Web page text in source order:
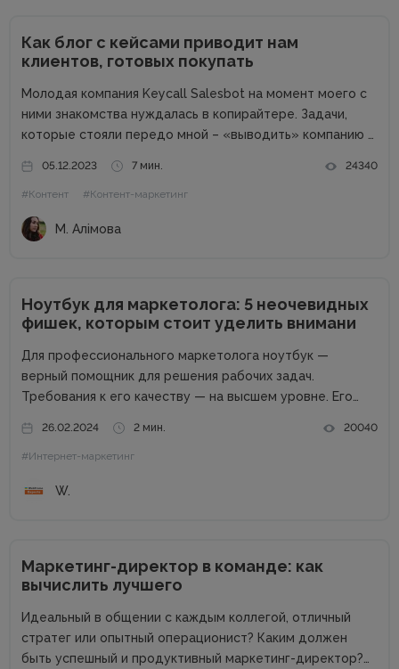
Как блог с кейсами приводит нам
клиентов, готовых покупать
Молодая компания Keycall Salesbot на момент моего с
ними знакомства нуждалась в копирайтере. Задачи,
которые стояли передо мной – «выводить» компанию в
несколько размытая, но все же ясная – мне
предлагалась позиция...
05.12.2023 7 мин. 24340
#Контент #Контент-маркетинг
М. Алімова
Ноутбук для маркетолога: 5 неочевидных
фишек, которым стоит уделить внимани
Для профессионального маркетолога ноутбук —
верный помощник для решения рабочих задач.
Требования к его качеству — на высшем уровне. Его
успехам. Добротный комплект «железа» — даже не
обсуждается. Без продвинутого процессора, топовой
26.02.2024 2 мин. 20040
#Интернет-маркетинг
W.
Маркетинг-директор в команде: как
вычислить лучшего
Идеальный в общении с каждым коллегой, отличный
стратег или опытный операционист? Каким должен
быть успешный и продуктивный маркетинг-директор?